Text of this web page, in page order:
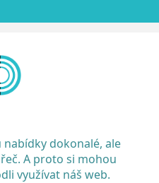
dokonalé, ale
A proto si mohou
využívat náš web.